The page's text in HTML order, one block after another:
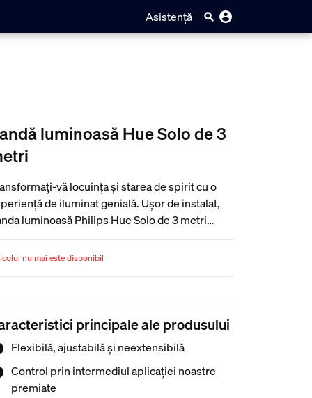
Asistență
luminoasă Hue Solo de 3
vă locuința și starea de spirit cu o
de iluminat genială. Ușor de instalat,
luminoasă Philips Hue Solo de 3 metri
un flux luminos uimitor de 1700 de lumeni,
a vă bucura de o locuință mai luminoasă.
de pură. Este concepută cu accentul pe
Banda luminoasă vă oferă o
confortabilă. Fiecare bandă
Philips Hue este oferită cu o garanție
2 ani.
nu mai este disponibil
principale ale produsului
Flexibilă, ajustabilă și neextensibilă
Control prin intermediul aplicației noastre
premiate